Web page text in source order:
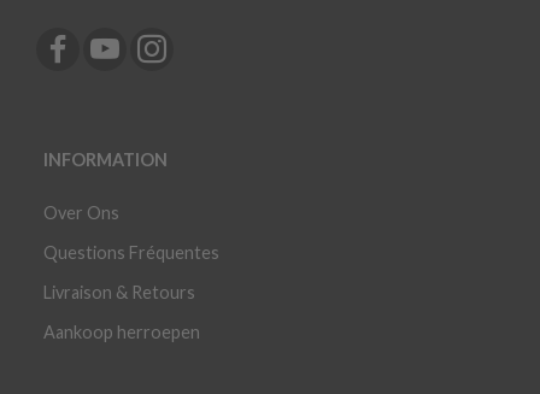
INFORMATION
Over Ons
Questions Fréquentes
Livraison & Retours
Aankoop herroepen